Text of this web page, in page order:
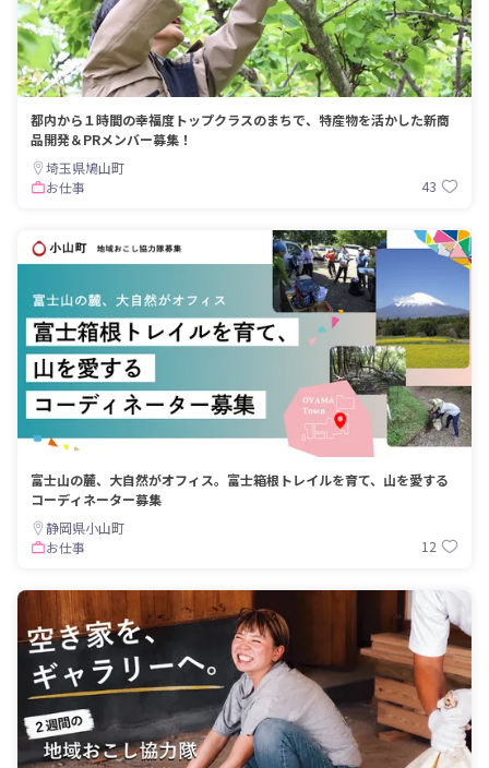
都内から１時間の幸福度トップクラスのまちで、特産物を活かした新商
品開発＆PRメンバー募集！
埼玉県鳩山町
お仕事
43
富士山の麓、大自然がオフィス。富士箱根トレイルを育て、山を愛する
コーディネーター募集
静岡県小山町
お仕事
12